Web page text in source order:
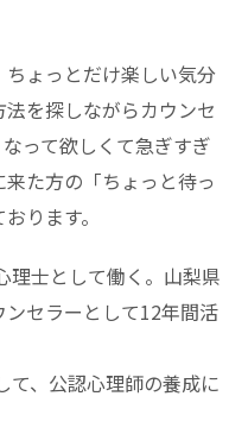
ょっとだけ楽しい気分
を探しながらカウンセ
って欲しくて急ぎすぎ
た方の「ちょっと待っ
ります。
理士として働く。山梨県
セラーとして12年間活
て、公認心理師の養成に